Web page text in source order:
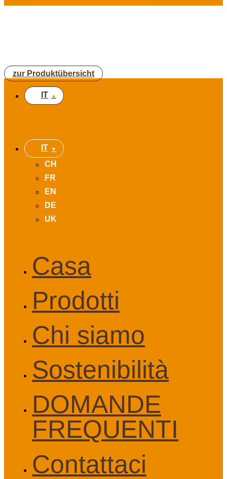
zur Produktübersicht
IT
IT
CH
FR
EN
DE
UK
Casa
Prodotti
Chi siamo
Sostenibilità
DOMANDE
FREQUENTI
Contattaci